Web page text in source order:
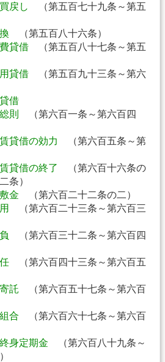
戻し
（第五百七十九条～第五
（第五百八十六条）
貸借 （第五百八十七条～第五
貸借 （第五百九十三条～第六
借
則
（第六百一条～第六百四
貸借の効力
（第六百五条～第
貸借の終了
（第六百十六条の
条）
金 （第六百二十二条の二）
（第六百二十三条～第六百三
（第六百三十二条～第六百四
（第六百四十三条～第六百五
託 （第六百五十七条～第六百
合 （第六百六十七条～第六百
身定期金 （第六百八十九条～